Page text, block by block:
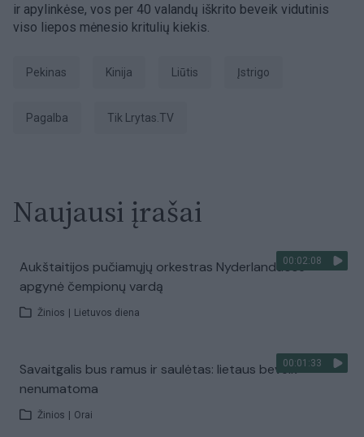
ir apylinkėse, vos per 40 valandų iškrito beveik vidutinis
viso liepos mėnesio kritulių kiekis.
Pekinas Kinija liūtis įstrigo
pagalba tik Lrytas.TV
Naujausi įrašai
00:02:08
Aukštaitijos pučiamųjų orkestras Nyderlanduose
apgynė čempionų vardą
Žinios Lietuvos diena
00:01:33
Savaitgalis bus ramus ir saulėtas: lietaus beveik
nenumatoma
Žinios Orai